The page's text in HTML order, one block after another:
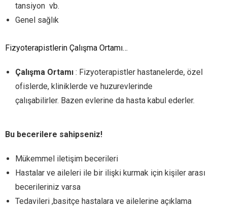
tansiyon vb.
Genel sağlık
Fizyoterapistlerin Çalışma Ortamı…
Çalışma Ortamı : Fizyoterapistler hastanelerde, özel
ofislerde, kliniklerde ve huzurevlerinde
çalışabilirler. Bazen evlerine da hasta kabul ederler.
Bu becerilere sahipseniz!
Mükemmel iletişim becerileri
Hastalar ve aileleri ile bir ilişki kurmak için kişiler arası
becerileriniz varsa
Tedavileri ,basitçe hastalara ve ailelerine açıklama